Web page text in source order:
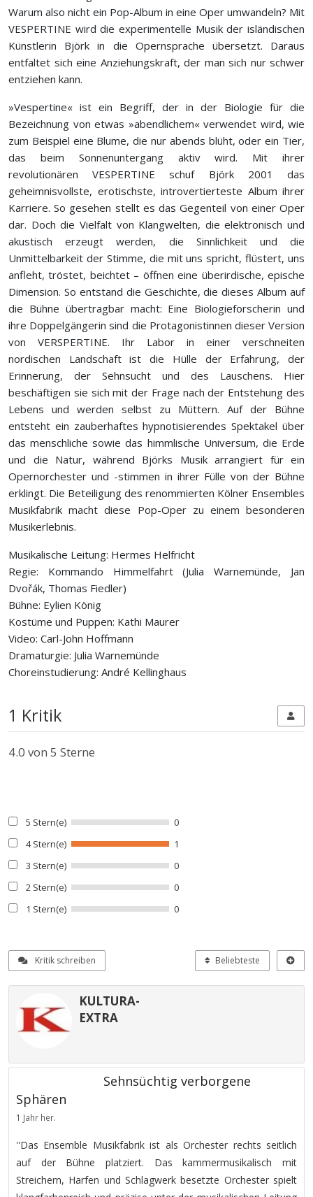
Warum also nicht ein Pop-Album in eine Oper umwandeln? Mit
VESPERTINE wird die experimentelle Musik der isländischen
Künstlerin Björkin die Opernsprache übersetzt. Daraus
entfaltet sich eine Anziehungskraft, der man sich nur schwer
entziehen kann.
»Vespertine« ist ein Begriff, der in der Biologie für die
Bezeichnung von etwas »abendlichem« verwendet wird, wie
zum Beispiel eine Blume, die nur abends blüht, oder ein Tier,
das beim Sonnenuntergang aktiv wird. Mit ihrer
revolutionären VESPERTINE schuf Björk 2001 das
geheimnisvollste, erotischste, introvertierteste Album ihrer
Karriere. So gesehen stellt es das Gegenteil von einer Oper
dar. Doch die Vielfalt von Klangwelten, die elektronisch und
akustisch erzeugt werden, die Sinnlichkeit und die
Unmittelbarkeit der Stimme, die mit uns spricht, flüstert, uns
anfleht, tröstet, beichtet – öffnen eine überirdische, epische
Dimension. So entstand die Geschichte, die dieses Album auf
die Bühne übertragbar macht: Eine Biologieforscherin und
ihre Doppelgängerin sind die Protagonistinnen dieser Version
von VERSPERTINE. Ihr Labor in einer verschneiten
nordischen Landschaft ist die Hülle der Erfahrung, der
Erinnerung, der Sehnsucht und des Lauschens. Hier
beschäftigen sie sich mit der Frage nach der Entstehung des
Lebens und werden selbst zu Müttern. Auf der Bühne
entsteht ein zauberhaftes hypnotisierendes Spektakel über
das menschliche sowie das himmlische Universum, die Erde
und die Natur, während Björks Musik arrangiert für ein
Opernorchester und -stimmen in ihrer Fülle von der Bühne
erklingt. Die Beteiligung des renommierten Kölner Ensembles
Musikfabrik macht diese Pop-Oper zu einem besonderen
Musikerlebnis.
Musikalische Leitung: Hermes Helfricht
Regie: Kommando Himmelfahrt (Julia Warnemünde, Jan
Dvořák, Thomas Fiedler)
Bühne: Eylien König
Kostüme und Puppen: Kathi Maurer
Video: Carl-John Hoffmann
Dramaturgie: Julia Warnemünde
Choreinstudierung: André Kellinghaus
1 Kritik
4.0 von 5 Sterne
5 Stern(e)
0
4 Stern(e)
1
3 Stern(e)
0
2 Stern(e)
0
1 Stern(e)
0
Kritik schreiben Beliebteste
KULTURA-
EXTRA
Sehnsüchtig verborgene
Sphären
1 Jahr her.
''Das Ensemble Musikfabrik ist als Orchester rechts seitlich
auf der Bühne platziert. Das kammermusikalisch mit
Streichern, Harfen und Schlagwerk besetzte Orchester spielt